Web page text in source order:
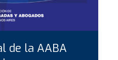
de la AABA